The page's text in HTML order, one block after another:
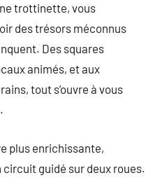
trottinette, vous
des trésors méconnus
Des squares
animés, et aux
tout s’ouvre à vous
plus enrichissante,
circuit guidé sur deux roues.